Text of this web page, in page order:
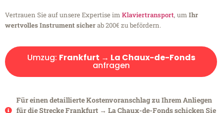
Vertrauen Sie auf unsere Expertise im Klaviertransport, um Ihr
wertvolles Instrument sicherab 200€ zu befördern.
Umzug: Frankfurt → La Chaux-de-Fonds
anfragen
Für einen detaillierte Kostenvoranschlag zu Ihrem Anliegen
für die Strecke Frankfurt → La Chaux-de-Fonds schicken Sie